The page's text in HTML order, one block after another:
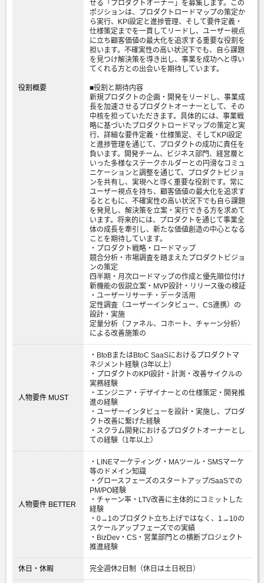
役割概要
せる「プロダクトオーナー」を募集します。この
ポジションは、プロダクトロードマップの策定か
ら実行、KPI設定と進捗管理、そして要件定義・
仕様策定までを一貫してリードし、ユーザー視点
に立ち顧客価値の最大化を追求する重要な役割を
担います。不確実性の高い状況下でも、自ら課題
を見つけ解決策を導き出し、事業を成功へと導い
てくれる方との出会いを期待しています。
■役割と期待内容
新規プロダクトの企画・開発をリードし、事業成
長を加速させるプロダクトオーナーとして、その
中核を担っていただきます。具体的には、事業戦
略に基づいたプロダクトロードマップの策定と実
行、詳細な要件定義・仕様策定、そしてKPI設定
と進捗管理を通じて、プロダクトの成功に責任を
負います。開発チーム、ビジネス部門、経営層と
いった多様なステークホルダーとの円滑なコミュ
ニケーションと調整を通じて、プロダクトビジョ
ンを共有し、実現へと導く重要な役割です。常に
ユーザー視点を持ち、顧客価値の最大化を追求す
るとともに、不確実性の高い状況下でも自ら課題
を発見し、解決策を立案・実行できる方を求めて
います。将来的には、プロダクトを通じて事業全
体の成長を牽引し、新たな価値創造の中心となる
ことを期待しています。
・プロダクト戦略・ロードマップ
競合分析・市場調査を踏まえたプロダクトビジョ
ンの策定
四半期・月次ロードマップの作成と優先順位付け
新機能の仮説立案・MVP設計・リリース後の検証
・ユーザーリサーチ・データ活用
定性調査（ユーザーインタビュー、CS連携）の
設計・実施
定量分析（ファネル、コホート、チャーン分析）
による改善施策の
人物要件 MUST
・BtoBまたはBtoC SaaSにおけるプロダクトマ
ネジメント経験 (3年以上）
・プロダクトのKPI設計・計測・改善サイクルの
実務経験
・エンジニア・デザイナーとの仕様策定・開発推
進の経験
・ユーザーインタビューを設計・実施し、プロダ
クト改善に繋げた経験
・スクラム開発におけるプロダクトオーナーとし
ての経験（1年以上）
人物要件 BETTER
・LINEマーケティング・MAツール・SMSマーケ
等のドメイン知識
・グロースフェーズのスタートアップ/SaaSでの
PM/PO経験
・チャーン率・LTV改善に主体的にコミットした
経験
・0→1のプロダクト立ち上げではなく、1→10の
スケールアップフェーズでの実績
・BizDev・CS・営業部門との横断プロジェクト
推進経験
休日・休暇 完全週休2日制（休日は土日祝日）